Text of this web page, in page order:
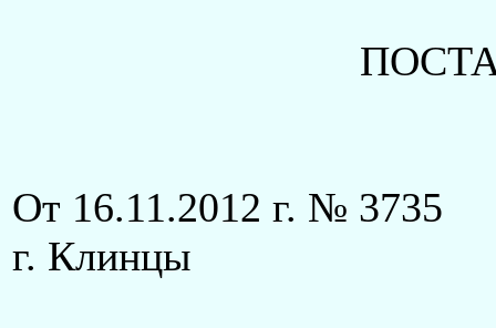
От 16.11.2012 г. № 3735
г. Клинцы